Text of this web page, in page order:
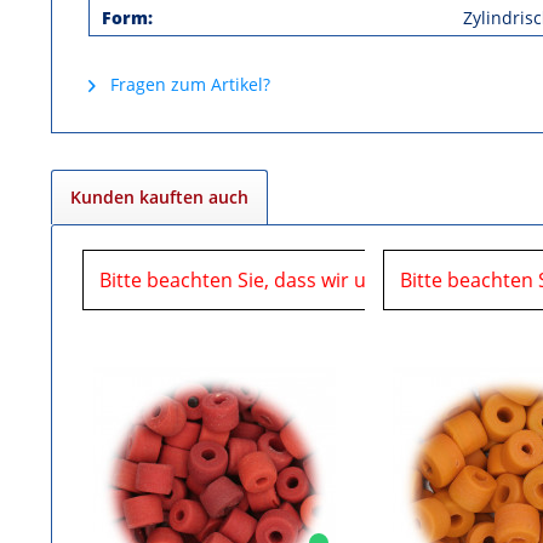
Form:
Fragen zum Artikel?
Kunden kauften auch
Bitte beachten Sie, dass wir uns in der Zeit vom
Bitte beachten